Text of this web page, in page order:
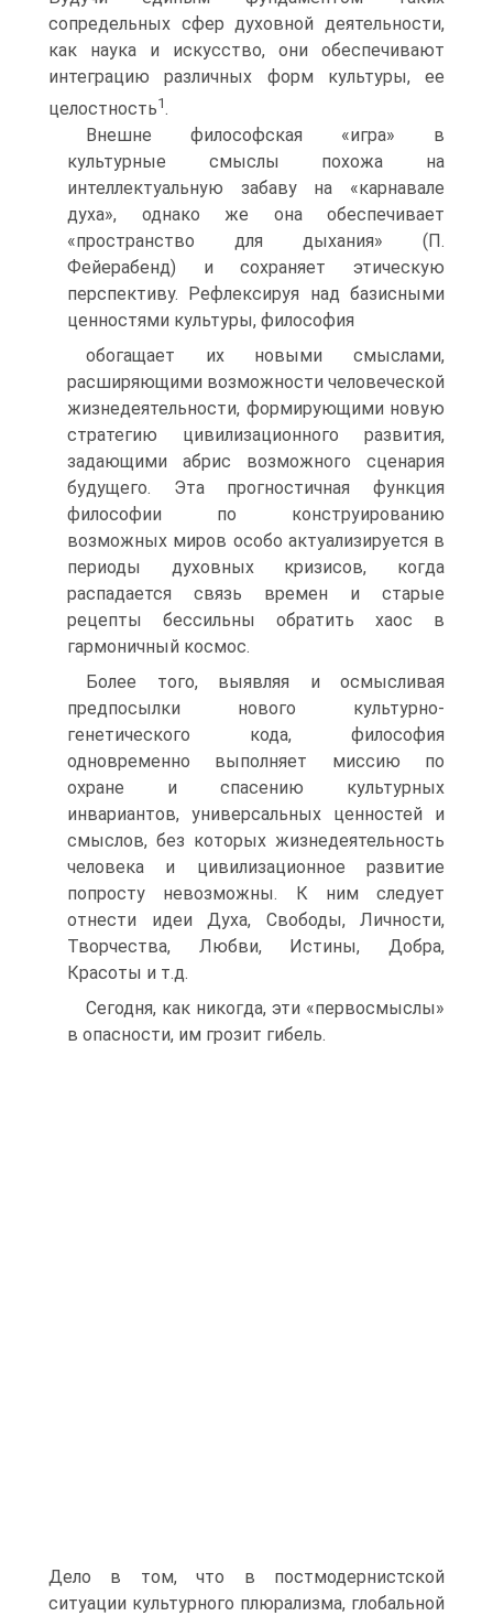
сопредельных сфер духовной деятельности,
как наука и искусство, они обеспечивают
интеграцию различных форм культуры, ее
целостность1.
Внешне философская «игра» в
культурные смыслы похожа на
интеллектуальную забаву на «карнавале
духа», однако же она обеспечивает
«пространство для дыхания» (П.
Фейерабенд) и сохраняет этическую
перспективу. Рефлексируя над базисными
ценностями культуры, философия
обогащает их новыми смыслами,
расширяющими возможности человеческой
жизнедеятельности, формирующими новую
стратегию цивилизационного развития,
задающими абрис возможного сценария
будущего. Эта прогностичная функция
философии по конструированию
возможных миров особо актуализируется в
периоды духовных кризисов, когда
распадается связь времен и старые
рецепты бессильны обратить хаос в
гармоничный космос.
Более того, выявляя и осмысливая
предпосылки нового культурно-
генетического кода, философия
одновременно выполняет миссию по
охране и спасению культурных
инвариантов, универсальных ценностей и
смыслов, без которых жизнедеятельность
человека и цивилизационное развитие
попросту невозможны. К ним следует
отнести идеи Духа, Свободы, Личности,
Творчества, Любви, Истины, Добра,
Красоты и т.д.
Сегодня, как никогда, эти «первосмыслы»
в опасности, им грозит гибель.
Дело в том, что в постмодернистской
ситуации культурного плюрализма, глобальной